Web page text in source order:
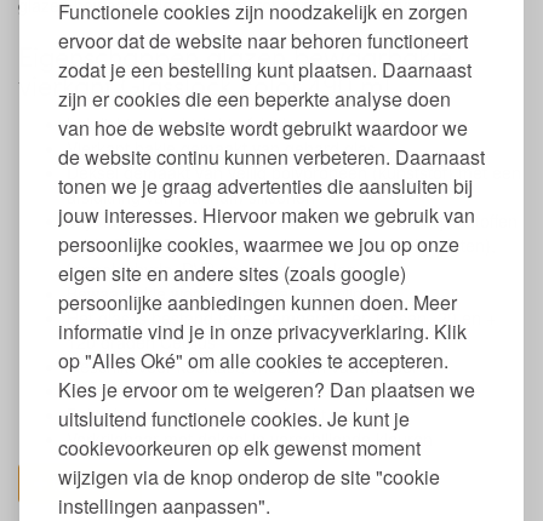
Functionele cookies zijn noodzakelijk en zorgen
ervoor dat de website naar behoren functioneert
zodat je een bestelling kunt plaatsen. Daarnaast
zijn er cookies die een beperkte analyse doen
van hoe de website wordt gebruikt waardoor we
de website continu kunnen verbeteren. Daarnaast
tonen we je graag advertenties die aansluiten bij
jouw interesses. Hiervoor maken we gebruik van
persoonlijke cookies, waarmee we jou op onze
eigen site en andere sites (zoals google)
persoonlijke aanbiedingen kunnen doen. Meer
informatie vind je in onze privacyverklaring. Klik
op "Alles Oké" om alle cookies te accepteren.
Kies je ervoor om te weigeren? Dan plaatsen we
uitsluitend functionele cookies. Je kunt je
cookievoorkeuren op elk gewenst moment
wijzigen via de knop onderop de site "cookie
instellingen aanpassen".
glazen bewaarbakje is 490 ml (tot aan de rand gevuld).
Eigenschappen glazen bewaarbakje
vierkant Glasslock color 490 ml
Lekdicht en luchtdicht afsluitbaar
Vierkant bakje gemaakt van gehard glas
Deksel gemaakt van veilig polypropeen (kunststof) met een
afsluitring van platinum siliconen
Vrij van hormoonverstorende en andere schadelijke stoffen
zoals BPA, BPS, schadelijke weekmakers (incl. ftalaten),
formaldehyde, PVC en zware metalen
Bewaarbakje wordt afgesloten met clips
Het glas is bestand tegen temperaturen tussen -20 en +
120 graden Celsius
Geschikt voor koelkast, vriezer en vaatwasser
Kan zonder deksel in de magnetron
Bakje kan niet in de oven gebruikt worden
Verkrijgbaar met deksel in verschillende kleuren
toon alles